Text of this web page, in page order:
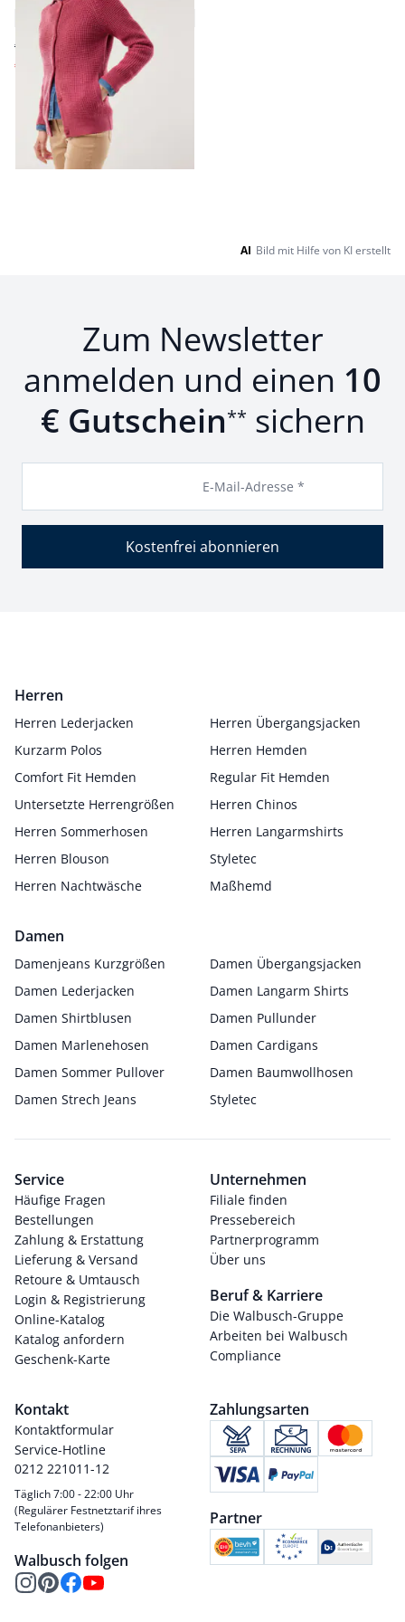
4,7 (20)
€ 149,00
€ 39,99 (-73%)
AI Bild mit Hilfe von KI erstellt
Zum Newsletter
anmelden und einen 10
€ Gutschein** sichern
E-Mail-Adresse *
Kostenfrei abonnieren
Herren
Herren Lederjacken
Herren Übergangsjacken
Kurzarm Polos
Herren Hemden
Comfort Fit Hemden
Regular Fit Hemden
Untersetzte Herrengrößen
Herren Chinos
Herren Sommerhosen
Herren Langarmshirts
Herren Blouson
Styletec
Herren Nachtwäsche
Maßhemd
Damen
Damenjeans Kurzgrößen
Damen Übergangsjacken
Damen Lederjacken
Damen Langarm Shirts
Damen Shirtblusen
Damen Pullunder
Damen Marlenehosen
Damen Cardigans
Damen Sommer Pullover
Damen Baumwollhosen
Damen Strech Jeans
Styletec
Service
Häufige Fragen
Bestellungen
Zahlung & Erstattung
Lieferung & Versand
Retoure & Umtausch
Login & Registrierung
Online-Katalog
Katalog anfordern
Geschenk-Karte
Unternehmen
Filiale finden
Pressebereich
Partnerprogramm
Über uns
Beruf & Karriere
Die Walbusch-Gruppe
Arbeiten bei Walbusch
Compliance
Kontakt
Kontaktformular
Service-Hotline
0212 221011-12
Täglich 7:00 - 22:00 Uhr
(Regulärer Festnetztarif ihres
Telefonanbieters)
Walbusch folgen
Zahlungsarten
Partner